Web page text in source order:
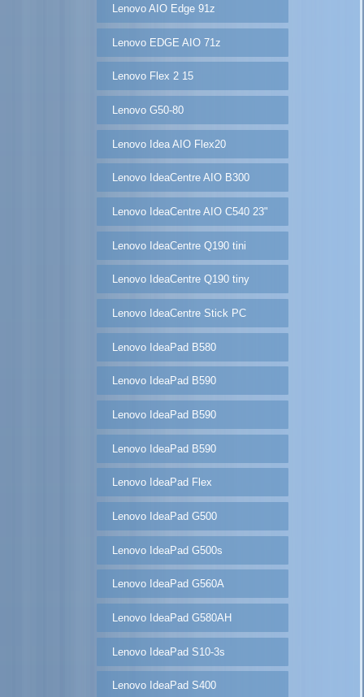
Lenovo AIO Edge 91z
Lenovo EDGE AIO 71z
Lenovo Flex 2 15
Lenovo G50-80
Lenovo Idea AIO Flex20
Lenovo IdeaCentre AIO B300
Lenovo IdeaCentre AIO C540 23"
Lenovo IdeaCentre Q190 tini
Lenovo IdeaCentre Q190 tiny
Lenovo IdeaCentre Stick PC
Lenovo IdeaPad B580
Lenovo IdeaPad B590
Lenovo IdeaPad B590
Lenovo IdeaPad B590
Lenovo IdeaPad Flex
Lenovo IdeaPad G500
Lenovo IdeaPad G500s
Lenovo IdeaPad G560A
Lenovo IdeaPad G580AH
Lenovo IdeaPad S10-3s
Lenovo IdeaPad S400